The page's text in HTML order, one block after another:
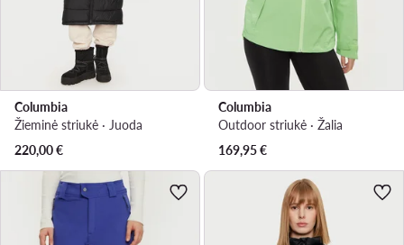
Columbia
Žieminė striukė · Juoda
220,00€
Columbia
Outdoor striukė · Žalia
169,95€